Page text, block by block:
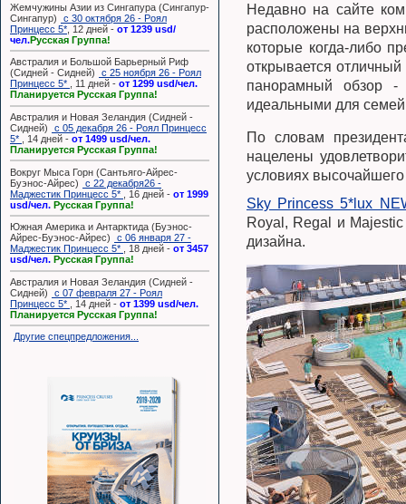
Жемчужины Азии из Сингапура (Сингапур-
Сингапур)
с 30 октября 26 - Роял
Принцесс 5* , 12 дней - от 1239 usd/
чел.Русская Группа!
Австралия и Большой Барьерный Риф
(Сидней - Сидней)
с 25 ноября 26 - Роял
Принцесс 5*
, 11 дней - от 1299 usd/чел.
Планируется Русская Группа!
Австралия и Новая Зеландия (Сидней -
Сидней)
с 05 декабря 26 - Роял Принцесс
5*
, 14 дней - от 1499 usd/чел.
Планируется Русская Группа!
Вокруг Мыса Горн (Сантьяго-Айрес-
Буэнос-Айрес)
с 22 декабря26 -
Маджестик Принцесс 5*
, 16 дней - от 1999
usd/чел. Русская Группа!
Южная Америка и Антарктида (Буэнос-
Айрес-Буэнос-Айрес)
с 06 января 27 -
Маджестик Принцесс 5*
, 18 дней - от 3457
usd/чел. Русская Группа!
Австралия и Новая Зеландия (Сидней -
Сидней)
с 07 февраля 27 - Роял
Принцесс 5*
, 14 дней - от 1399 usd/чел.
Планируется Русская Группа!
Другие спецпредложения...
Недавно на сайте
расположены на
которые когда-либо
открывается отличный
панорамный обзор -
идеальными для
По словам
нацелены
условиях
Sky Princess 5*lux
Royal, Regal и
дизайна.